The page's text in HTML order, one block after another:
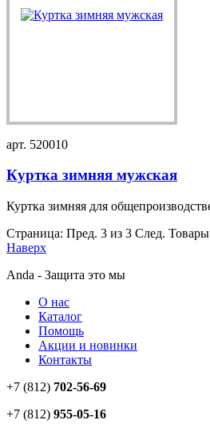
арт. 520010
Куртка зимняя мужская
Куртка зимняя для
Страница: Пред. 3 из 3 След. Товары
Наверх
Anda - Защита это мы
О нас
Каталог
Помощь
Акции и новинки
Контакты
+7 (812) 702-56-69
+7 (812) 955-05-16